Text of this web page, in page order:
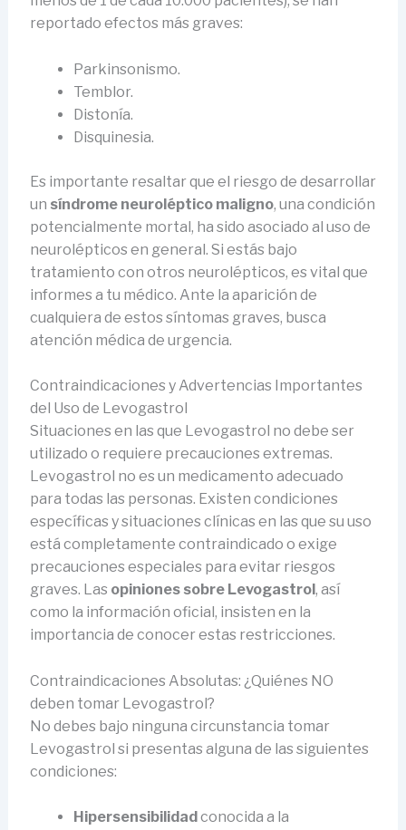
reportado efectos más graves:
Parkinsonismo.
Temblor.
Distonía.
Disquinesia.
Es importante resaltar que el riesgo de desarrollar
un síndrome neuroléptico maligno, una condición
potencialmente mortal, ha sido asociado al uso de
neurolépticos en general. Si estás bajo
tratamiento con otros neurolépticos, es vital que
informes a tu médico. Ante la aparición de
cualquiera de estos síntomas graves, busca
atención médica de urgencia.
Contraindicaciones y Advertencias Importantes
del Uso de Levogastrol
Situaciones en las que Levogastrol no debe ser
utilizado o requiere precauciones extremas.
Levogastrol no es un medicamento adecuado
para todas las personas. Existen condiciones
específicas y situaciones clínicas en las que su uso
está completamente contraindicado o exige
precauciones especiales para evitar riesgos
graves. Las opiniones sobre Levogastrol, así
como la información oficial, insisten en la
importancia de conocer estas restricciones.
Contraindicaciones Absolutas: ¿Quiénes NO
deben tomar Levogastrol?
No debes bajo ninguna circunstancia tomar
Levogastrol si presentas alguna de las siguientes
condiciones:
Hipersensibilidad conocida a la